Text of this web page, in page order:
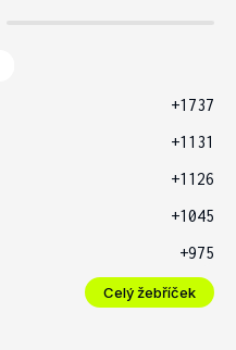
+1737
+1131
+1126
+1045
+975
Celý žebříček